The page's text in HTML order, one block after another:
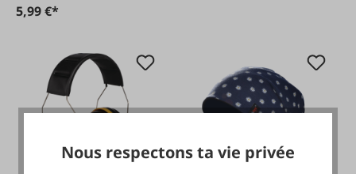
5,99 €*
Nous respectons ta vie privée